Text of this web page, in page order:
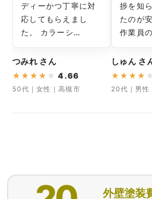
ディーかつ丁寧に対
応してもらえまし
た。 カラーシ…
つみれ さん
★ ★ ★ ★ ★ 4.66
50代｜女性｜高槻市
捗を知
たのが
作業員
しゅん さ
★ ★ ★ ★ ★
20代｜男性
外壁塗装